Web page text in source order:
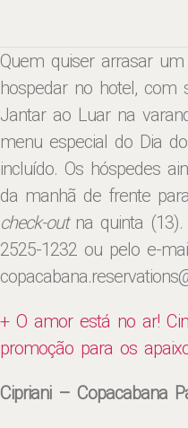
‎Quem quiser arrasar
hospedar no hotel, com
Jantar ao Luar na
menu especial do Dia
incluído. Os hóspedes
da manhã de frente
check-outna quinta (13).
2525-1232 ou pelo e-
+ O amor está no ar!
promoção para os
Cipriani – Copacabana